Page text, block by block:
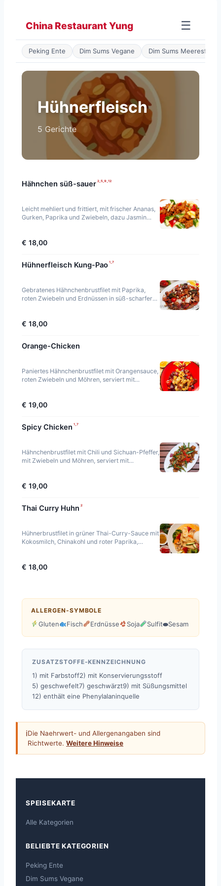
springen
China Restaurant Yung ☰
Peking Ente Dim Sums Vegane Dim Sums
Hühnerfleisch
5 Gerichte
Hähnchen süß-sauer²·⁵·⁹·¹²
Leicht mehliert und frittiert, mit frischer Ananas,
Gurken, Paprika und Zwiebeln, dazu Jasmin
€ 18,00
Hühnerfleisch Kung-Pao¹·⁷
Gebratenes Hähnchenbrustfilet mit Paprika,
roten Zwiebeln und Erdnüssen in süß-scharfer
€ 18,00
Orange-Chicken
Paniertes Hähnchenbrustfilet mit Orangensauce,
roten Zwiebeln und Möhren, serviert mit
€ 19,00
Spicy Chicken ¹·⁷
Hähnchenbrustfilet mit Chili und Sichuan-Pfeffer,
mit Zwiebeln und Möhren, serviert mit
€ 19,00
Thai Curry Huhn ²
Hühnerbrustfilet in grüner Thai-Curry-Sauce mit
Kokosmilch, Chinakohl und roter Paprika,
€ 18,00
ALLERGEN-SYMBOLE
Gluten Fisch Erdnüsse Soja Sulfit⬬Sesam
ZUSATZSTOFFE-KENNZEICHNUNG
1) mit Farbstoff2) mit Konservierungsstoff
5) geschwefelt7) geschwärzt9) mit Süßungsmittel
12) enthält eine Phenylalaninquelle
ℹDie Naehrwert- und Allergenangaben sind
Richtwerte. Weitere Hinweise
SPEISEKARTE
Alle Kategorien
BELIEBTE KATEGORIEN
Peking Ente
Dim Sums Vegane